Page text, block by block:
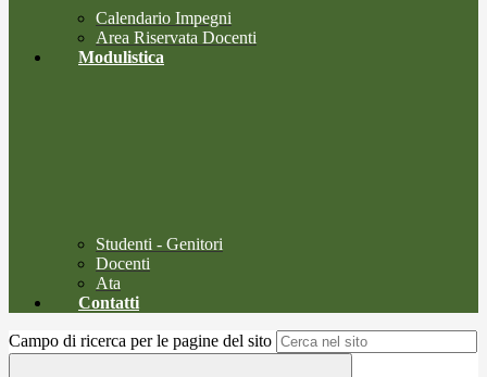
Calendario Impegni
Area Riservata Docenti
Modulistica
Studenti - Genitori
Docenti
Ata
Contatti
Campo di ricerca per le pagine del sito